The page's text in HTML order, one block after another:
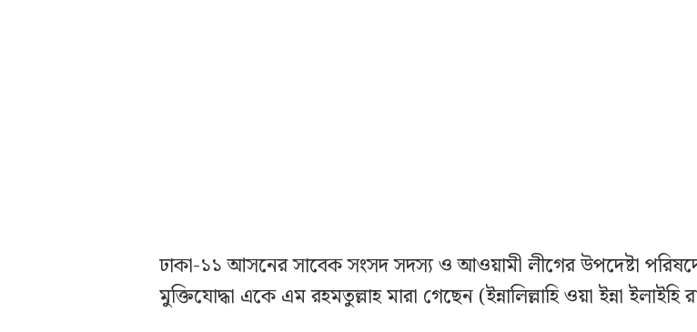
ঢাকা-১১ আসনের সাবেক সংসদ সদস্য ও আওয়ামী লীগের উপদেষ্টা
মুক্তিযোদ্ধা একে এম রহমতুল্লাহ মারা গেছেন (ইন্নালিল্লাহি ওয়া ইন্না ইলাইহি